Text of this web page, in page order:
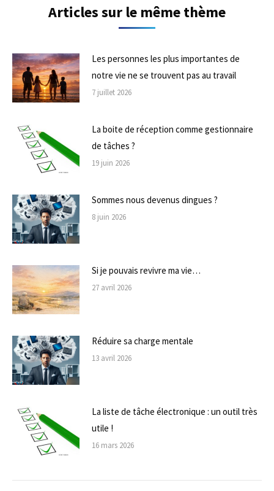
Articles sur le même thème
Les personnes les plus importantes de
notre vie ne se trouvent pas au travail
7 juillet 2026
La boite de réception comme gestionnaire
de tâches ?
19 juin 2026
Sommes nous devenus dingues ?
8 juin 2026
Si je pouvais revivre ma vie…
27 avril 2026
Réduire sa charge mentale
13 avril 2026
La liste de tâche électronique : un outil très
utile !
16 mars 2026